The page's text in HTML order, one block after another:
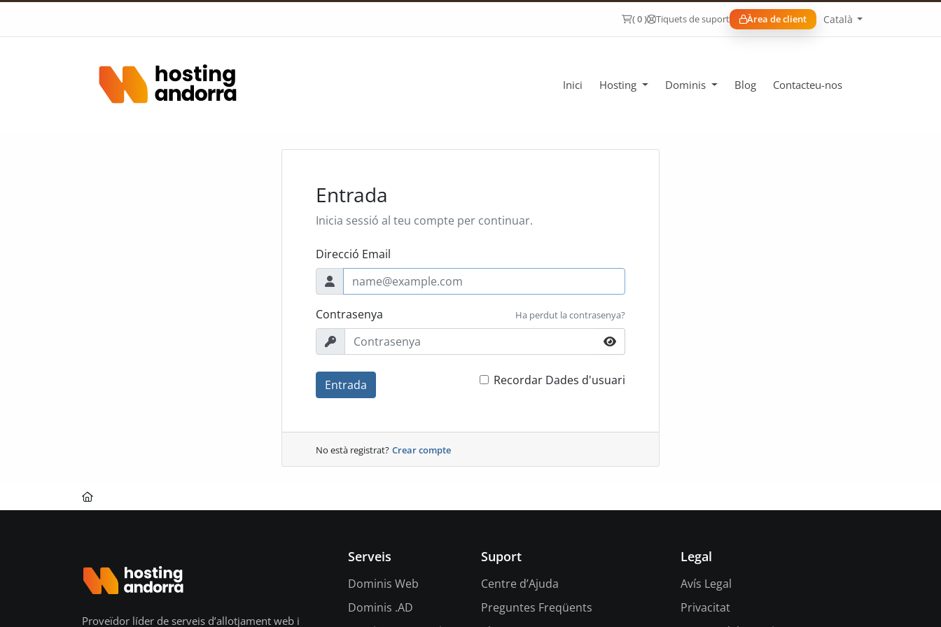
( 0 ) Tiquets de suport Àrea de client Català
Inici Hosting Dominis Blog Contacteu-nos
Entrada
Inicia sessió al teu compte per continuar.
Direcció Email
Contrasenya Ha perdut la contrasenya?
Entrada Recordar Dades d'usuari
No està registrat? Crear compte
Proveïdor líder de serveis d’allotjament web i
Serveis
Dominis Web
Dominis .AD
Suport
Centre d’Ajuda
Preguntes Freqüents
Legal
Avís Legal
Privacitat